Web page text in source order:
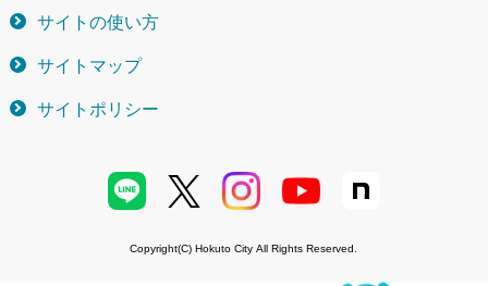
サイトの使い方
サイトマップ
サイトポリシー
Copyright(C) Hokuto City All Rights Reserved.